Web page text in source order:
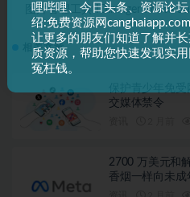
图片管理工具 IDimager Photo
x64
相关文章
交媒体禁令
2700 万美元和
香烟一样向未成
哩哔哩、今日头条、资源论
绍:免费资源网
让更多的朋友们知道了解并
质资源，帮助您快速发现实
冤枉钱。